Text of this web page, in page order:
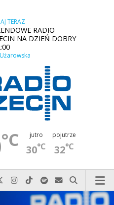
TERAZ
RADIO
NA DZIEŃ DOBRY
°C jutro
30°C
pojutrze
32°C
po prostu do nas zadzwoń
nas na Facebook-u
Odwiedź nas na X
Odwiedź nas na Instagram-ie
Odwiedź nas na TikTok-u
Szukaj nas na Spotify
Wyślij do nas
Szukaj